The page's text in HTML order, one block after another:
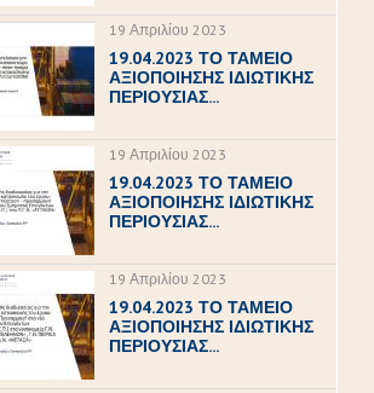
19 Απριλίου 2023
19.04.2023 ΤΟ ΤΑΜΕΙΟ
ΑΞΙΟΠΟΙΗΣΗΣ ΙΔΙΩΤΙΚΗΣ
ΠΕΡΙΟΥΣΙΑΣ...
19 Απριλίου 2023
19.04.2023 ΤΟ ΤΑΜΕΙΟ
ΑΞΙΟΠΟΙΗΣΗΣ ΙΔΙΩΤΙΚΗΣ
ΠΕΡΙΟΥΣΙΑΣ...
19 Απριλίου 2023
19.04.2023 ΤΟ ΤΑΜΕΙΟ
ΑΞΙΟΠΟΙΗΣΗΣ ΙΔΙΩΤΙΚΗΣ
ΠΕΡΙΟΥΣΙΑΣ...